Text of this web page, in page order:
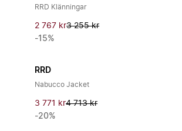
RRD Klänningar
2 767 kr3 255 kr
-15%
RRD
Nabucco Jacket
3 771 kr4 713 kr
-20%